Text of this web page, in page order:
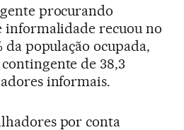
procurando
informalidade recuou no
da população ocupada,
de 38,3
informais.
por conta